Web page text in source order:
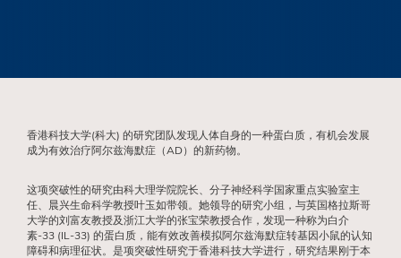
香港科技大学(科大) 的研究团队发现人体自身的一种蛋白质，有机会发展
成为有效治疗阿尔兹海默症（AD）的新药物。
这项突破性的研究由科大理学院院长、分子神经科学国家重点实验室主
任、晨兴生命科学教授叶玉如带领。她领导的研究小组，与英国格拉斯哥
大学的刘富友教授及浙江大学的张宝荣教授合作，发现一种称为白介
素-33 (IL-33) 的蛋白质，能有效改善模拟阿尔兹海默症转基因小鼠的认知
障碍和病理征状。是项突破性研究于香港科技大学进行，研究结果刚于本